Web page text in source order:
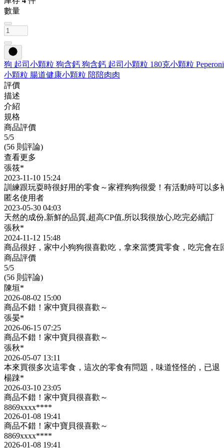
數量
狗 起司 小顆粒 狗含鈣 狗含鈣 起司 小顆粒 180克小顆粒 Peperoni
小顆粒 腸道健康小顆粒 陪陪肉肉
評價
描述
介紹
規格
商品評價
5/5
(56 則評論)
查看更多
張筱*
2023-11-10 15:24
訓練跟玩耍時很好用的零食～家裡狗狗很愛！有活動時可以多
匿名使用者
2023-05-30 04:03
天然的成份,新鮮的品質,超高CP值,所以我很放心,吃完必續訂
張秋*
2024-11-12 15:48
商品很好，家中小狗狗很喜歡吃，拿來當獎賞零食，吃完會在
商品評價
5/5
(56 則評論)
陳垣*
2026-08-02 15:00
商品不錯！家中寶貝很喜歡～
張晏*
2026-06-15 07:25
商品不錯！家中寶貝很喜歡～
張秋*
2026-05-07 13:11
本來買很多次這零食，這次的零食有問題，味道怪怪的，已退
楊踈*
2026-03-10 23:05
商品不錯！家中寶貝很喜歡～
8869xxxx****
2026-01-08 19:41
商品不錯！家中寶貝很喜歡～
8869xxxx****
2026-01-08 19:41